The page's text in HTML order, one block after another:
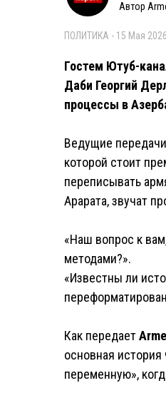
Автор
ПОЛИТИКА - 15 Мая
Гостем Ютуб-
Даби Георгий
процессы в
Ведущие
которой стоит
переписывать
Арарата, звучат
«Наш вопрос к
методами?».
«Известны ли
Как передает
основная
переменную»,